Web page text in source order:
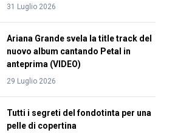
31 Luglio 2026
Ariana Grande svela la title track del
nuovo album cantando Petal in
anteprima (VIDEO)
29 Luglio 2026
Tutti i segreti del fondotinta per una
pelle di copertina